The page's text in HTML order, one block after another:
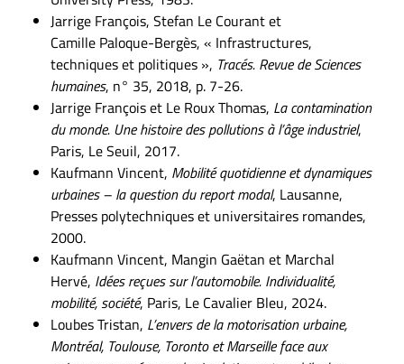
Jarrige François, Stefan Le Courant et
Camille Paloque-Bergès, « Infrastructures,
techniques et politiques », Tracés. Revue de Sciences
humaines, n° 35, 2018, p. 7-26.
Jarrige François et Le Roux Thomas, La contamination
du monde. Une histoire des pollutions à l’âge industriel,
Paris, Le Seuil, 2017.
Kaufmann Vincent, Mobilité quotidienne et dynamiques
urbaines – la question du report modal, Lausanne,
Presses polytechniques et universitaires romandes,
2000.
Kaufmann Vincent, Mangin Gaëtan et Marchal
Hervé, Idées reçues sur l’automobile. Individualité,
mobilité, société, Paris, Le Cavalier Bleu, 2024.
Loubes Tristan, L’envers de la motorisation urbaine,
Montréal, Toulouse, Toronto et Marseille face aux